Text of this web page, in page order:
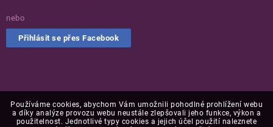
Používáme cookies, abychom Vám umožnili pohodlné prohlížení webu
a díky analýze provozu webu neustále zlepšovali jeho funkce, výkon a
použitelnost. Jednotlivé typy cookies a jejich účel použití naleznete
nebo
Přihlásit se přes Facebook